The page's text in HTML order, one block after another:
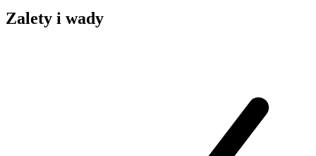
Zalety i wady